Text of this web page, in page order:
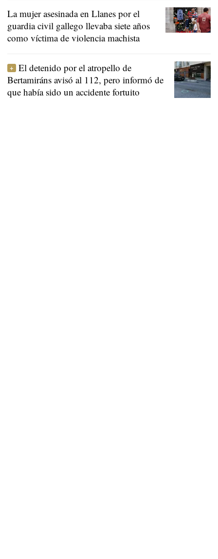
La mujer asesinada en Llanes por el
guardia civil gallego llevaba siete años
como víctima de violencia machista
El detenido por el atropello de
Bertamiráns avisó al 112, pero informó de
que había sido un accidente fortuito